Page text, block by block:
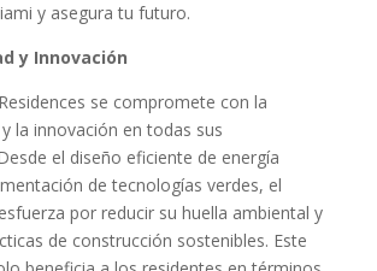
y asegura tu futuro.
y Innovación
se compromete con la
la innovación en todas sus
el diseño eficiente de energía
de tecnologías verdes, el
por reducir su huella ambiental y
de construcción sostenibles. Este